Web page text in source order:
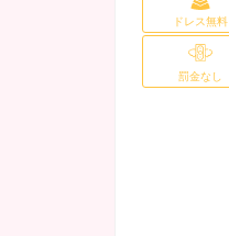
ドレス無料
罰金なし